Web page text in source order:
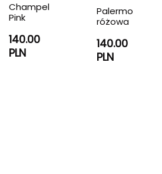
Champel
Pink
140.00
PLN
Palermo
różowa
140.00
PLN